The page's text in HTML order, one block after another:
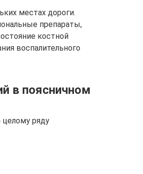
местах дороги.
препараты,
костной
воспалительного
в поясничном
целому ряду